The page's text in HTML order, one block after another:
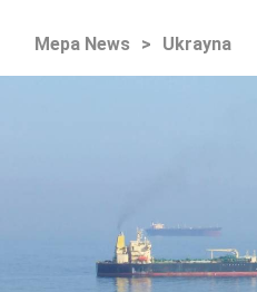
Mepa News > Ukrayna